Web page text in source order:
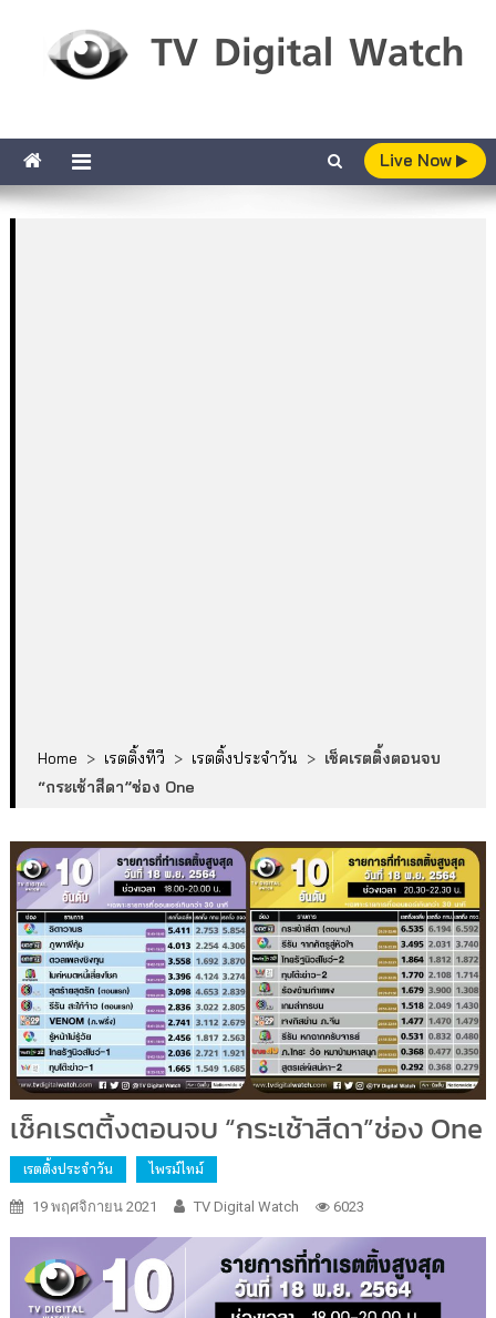
Live Now
Home > เรตติ้งทีวี > เรตติ้งประจำวัน > เช็คเรตติ้งตอนจบ
“กระเช้าสีดา”ช่อง One
เช็คเรตติ้งตอนจบ “กระเช้าสีดา”ช่อง One
เรตติ้งประจำวัน ไพรม์ไทม์
19 พฤศจิกายน 2021 TV Digital Watch 6023